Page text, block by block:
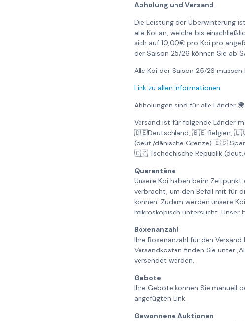
Abholung und Versand
Die Leistung der Überwinterung
alle Koi an, welche bis
sich auf 10,00€ pro Koi pro
der Saison 25/26 können Sie ab
Alle Koi der Saison 25/26
Link zu allen Informationen
Abholungen sind für alle Länder
Versand ist für folgende Länder
🇩🇪Deutschland, 🇧🇪 Belgien, 🇱🇺
(deut./dänische Grenze) 🇪🇸
🇨🇿 Tschechische Republik
Quarantäne
Unsere Koi haben beim
verbracht, um den Befall mit für
können. Zudem werden unsere
mikroskopisch untersucht. Unser
Boxenanzahl
Ihre Boxenanzahl für den
Versandkosten finden Sie unter
versendet werden.
Gebote
Ihre Gebote können Sie manuell
angefügten Link.
Gewonnene Auktionen